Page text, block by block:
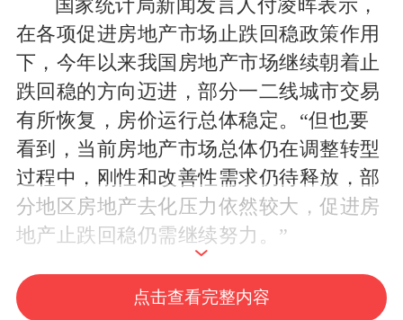
国家统计局新闻发言人付凌晖表示，
在各项促进房地产市场止跌回稳政策作用
下，今年以来我国房地产市场继续朝着止
跌回稳的方向迈进，部分一二线城市交易
有所恢复，房价运行总体稳定。“但也要
看到，当前房地产市场总体仍在调整转型
过程中，刚性和改善性需求仍待释放，部
分地区房地产去化压力依然较大，促进房
地产止跌回稳仍需继续努力。”
数据显示，4月全国70个城市新建商
点击查看完整内容